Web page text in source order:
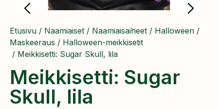
Etusivu / Naamiaiset / Naamiaisaiheet / Halloween /
Maskeeraus / Halloween-meikkisetit
/ Meikkisetti: Sugar Skull, lila
Meikkisetti: Sugar
Skull, lila